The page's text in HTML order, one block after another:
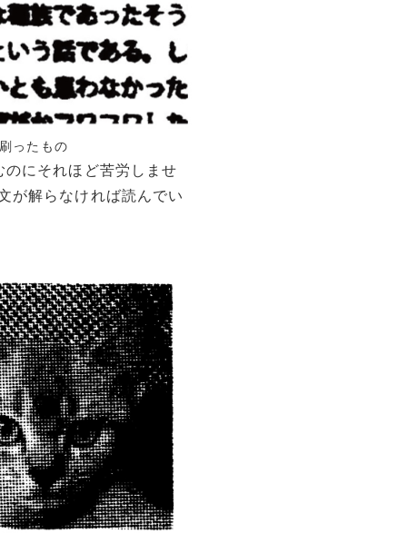
ったもの
にそれほど苦労しませ
が解らなければ読んでい